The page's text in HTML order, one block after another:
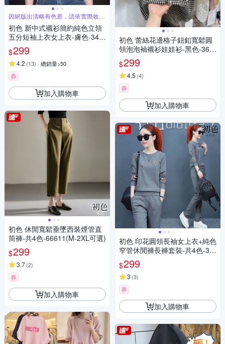
因絕版出清略有色差，請依實際收到
商品為主
初色 新中式襯衫簡約純色立領
五分短袖上衣女上衣-膚色-346
19(M-2XL可選)
$299
4.2 (13) 總銷量>50
券
加入購物車
初色 休閒寬鬆垂墜西裝煙管直
筒褲-共4色-66611(M-2XL可選)
$299
3.7(2)
券
加入購物車
初色 蕾絲花邊格子鈕釦寬鬆圓
領泡泡袖襯衫娃娃衫-黑色-364
21(M-2XL可選)
$299
4.5 (4)
券
加入購物車
初色 印花圓領長袖女上衣+純色
窄管休閒褲長褲套裝-共4色-39
654(M-3XL可選)
$299
3 (3)
券
加入購物車